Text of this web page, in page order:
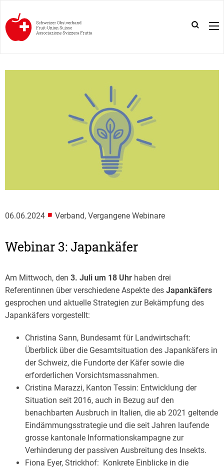
06.06.2024 ■ Verband, Vergangene Webinare
Webinar 3: Japankäfer
Am Mittwoch, den 3. Juli um 18 Uhr haben drei
Referentinnen über verschiedene Aspekte des Japankäfers
gesprochen und aktuelle Strategien zur Bekämpfung des
Japankäfers vorgestellt:
Christina Sann, Bundesamt für Landwirtschaft:
Überblick über die Gesamtsituation des Japankäfers in
der Schweiz, die Fundorte der Käfer sowie die
erforderlichen Vorsichtsmassnahmen.
Cristina Marazzi, Kanton Tessin: Entwicklung der
Situation seit 2016, auch in Bezug auf den
benachbarten Ausbruch in Italien, die ab 2021 geltende
Eindämmungsstrategie und die seit Jahren laufende
grosse kantonale Informationskampagne zur
Verhinderung der passiven Ausbreitung des Insekts.
Fiona Eyer, Strickhof: Konkrete Einblicke in die